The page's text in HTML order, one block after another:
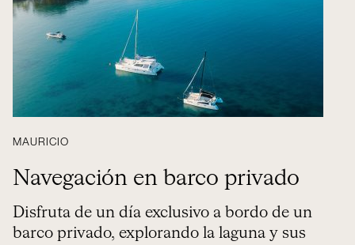
MAURICIO
Navegación en barco privado
Disfruta de un día exclusivo a bordo de un
barco privado, explorando la laguna y sus